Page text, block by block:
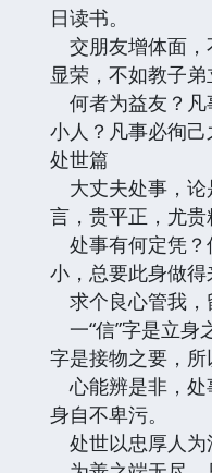
日读书。
交朋友增体面，
显荣，不如教子弟
何者为益友？凡
小人？凡事必徇己
处世篇
大丈夫处事，论
言，贵平正，尤贵
处事有何定凭？
小，总要此身做得
求个良心管我，
一“信”字是立身
字是接物之要，所
心能辨是非，处
身自不卑污。
处世以忠厚人为